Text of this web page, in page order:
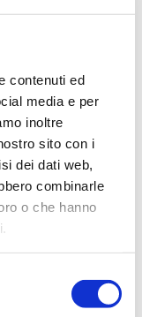
contenuti ed
media e per
inoltre
sito con i
dei dati web,
combinarle
o che hanno
di Campiglio
ci darà preziosi
ci assisterà
esperienza
mondo del triathlon.
di Spiazzo,
più belli d'Italia e